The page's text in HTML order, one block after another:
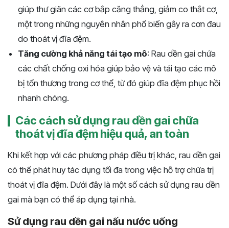
giúp thư giãn các cơ bắp căng thẳng, giảm co thắt cơ,
một trong những nguyên nhân phổ biến gây ra cơn đau
do thoát vị đĩa đệm.
Tăng cường khả năng tái tạo mô: Rau dền gai chứa
các chất chống oxi hóa giúp bảo vệ và tái tạo các mô
bị tổn thương trong cơ thể, từ đó giúp đĩa đệm phục hồi
nhanh chóng.
Các cách sử dụng rau dền gai chữa
thoát vị đĩa đệm hiệu quả, an toàn
Khi kết hợp với các phương pháp điều trị khác, rau dền gai
có thể phát huy tác dụng tối đa trong việc hỗ trợ chữa trị
thoát vị đĩa đệm. Dưới đây là một số cách sử dụng rau dền
gai mà bạn có thể áp dụng tại nhà.
Sử dụng rau dền gai nấu nước uống